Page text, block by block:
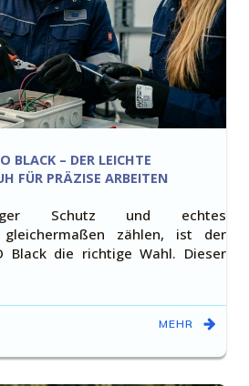
BLACK – DER LEICHTE
FÜR PRÄZISE ARBEITEN
Schutz und echtes
gleichermaßen zählen, ist der
Black die richtige Wahl. Dieser
MEHR